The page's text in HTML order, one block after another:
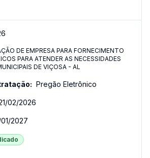
DE EMPRESA PARA FORNECIMENTO
PARA ATENDER AS NECESSIDADES
DE VIÇOSA - AL
Pregão Eletrônico
02/2026
01/2027